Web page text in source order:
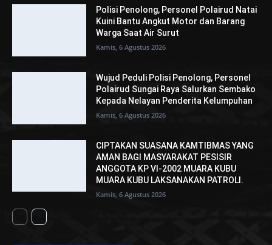
Polisi Penolong, Personel Polairud Natai
Kuini Bantu Angkut Motor dan Barang
Warga Saat Air Surut
Kamis, 6 Agustus 2026
Wujud Peduli Polisi Penolong, Personel
Polairud Sungai Raya Salurkan Sembako
Kepada Nelayan Penderita Kelumpuhan
Kamis, 6 Agustus 2026
CIPTAKAN SUASANA KAMTIBMAS YANG
AMAN BAGI MASYARAKAT PESISIR
ANGGOTA KP VI-2002 MUARA KUBU
MUARA KUBU LAKSANAKAN PATROLI.
Kamis, 6 Agustus 2026